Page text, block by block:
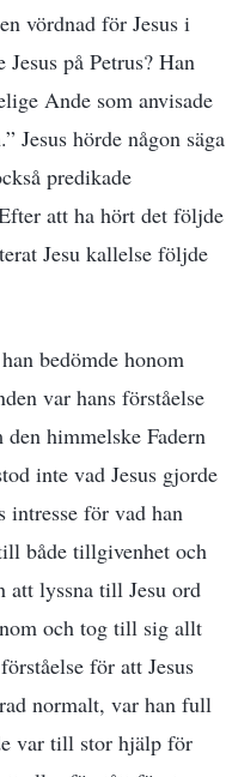
vördnad för Jesus i
på Petrus? Han
Ande som anvisade
Jesus hörde någon säga
predikade
att ha hört det följde
Jesu kallelse följde
bedömde honom
var hans förståelse
himmelske Fadern
inte vad Jesus gjorde
intresse för vad han
både tillgivenhet och
att lyssna till Jesu ord
och tog till sig allt
för att Jesus
normalt, var han full
var till stor hjälp för